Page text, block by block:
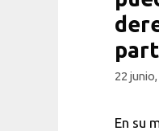
22
En su